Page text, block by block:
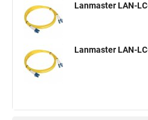
Lanmaster LAN-
Lanmaster LAN-